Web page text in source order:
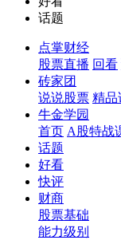
话题
点掌财经
股票直播 回看
砖家团
说说股票 精品
牛金学园
首页 A股特战
话题
好看
快评
财商
股票基础
能力级别